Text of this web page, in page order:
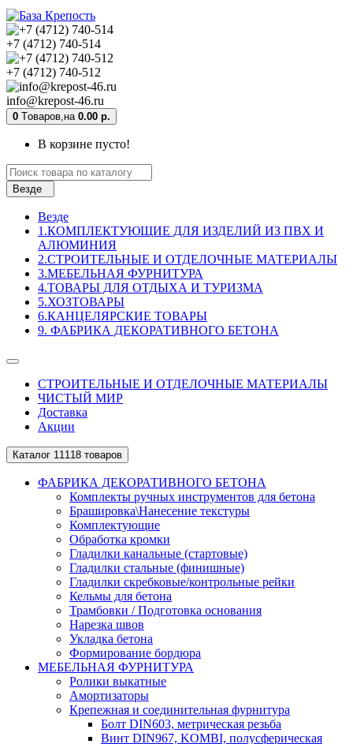
+7 (4712) 740-514
+7 (4712) 740-512
info@krepost-46.ru
0 Tоваров, на 0.00 р.
В корзине пусто!
Везде
Везде
1.КОМПЛЕКТУЮЩИЕ ДЛЯ ИЗДЕЛИЙ ИЗ ПВХ И
АЛЮМИНИЯ
2.СТРОИТЕЛЬНЫЕ И ОТДЕЛОЧНЫЕ МАТЕРИАЛЫ
3.МЕБЕЛЬНАЯ ФУРНИТУРА
4.ТОВАРЫ ДЛЯ ОТДЫХА И ТУРИЗМА
5.ХОЗТОВАРЫ
6.КАНЦЕЛЯРСКИЕ ТОВАРЫ
9. ФАБРИКА ДЕКОРАТИВНОГО БЕТОНА
СТРОИТЕЛЬНЫЕ И ОТДЕЛОЧНЫЕ МАТЕРИАЛЫ
ЧИСТЫЙ МИР
Доставка
Акции
Каталог 11118 товаров
ФАБРИКА ДЕКОРАТИВНОГО БЕТОНА
Комплекты ручных инструментов для бетона
Брашировка\Нанесение текстуры
Комплектующие
Обработка кромки
Гладилки канальные (стартовые)
Гладилки стальные (финишные)
Гладилки скребковые/контрольные рейки
Кельмы для бетона
Трамбовки / Подготовка основания
Нарезка швов
Укладка бетона
Формирование бордюра
МЕБЕЛЬНАЯ ФУРНИТУРА
Ролики выкатные
Амортизаторы
Крепежная и соединительная фурнитура
Болт DIN603, метрическая резьба
Винт DIN967, KOMBI, полусферическая